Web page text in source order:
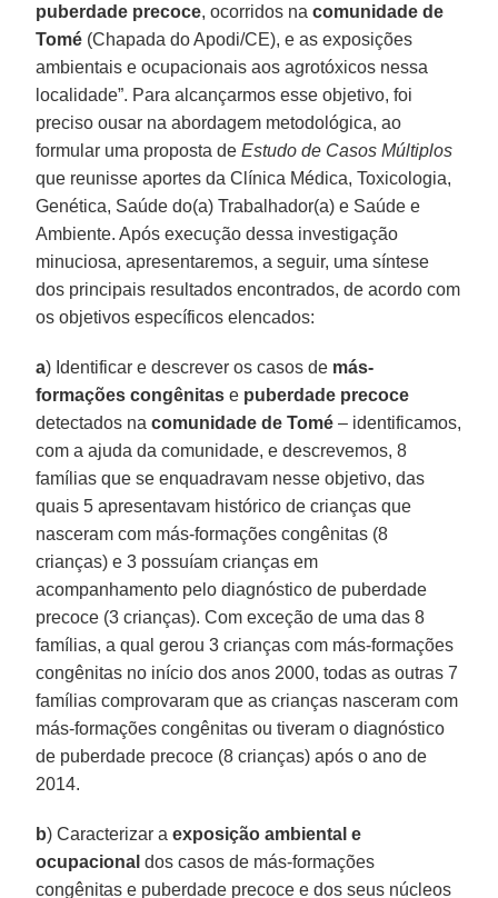
puberdade precoce, ocorridos nacomunidade de
Tomé (Chapada do Apodi/CE), e as exposições
ambientais e ocupacionais aos agrotóxicos nessa
localidade”. Para alcançarmos esse objetivo, foi
preciso ousar na abordagem metodológica, ao
formular uma proposta deEstudo de Casos Múltiplos
que reunisse aportes da Clínica Médica, Toxicologia,
Genética, Saúde do(a) Trabalhador(a) e Saúde e
Ambiente. Após execução dessa investigação
minuciosa, apresentaremos, a seguir, uma síntese
dos principais resultados encontrados, de acordo com
os objetivos específicos elencados:
a) Identificar e descrever os casos de más-
formações congênitas e puberdade precoce
detectados nacomunidade de Tomé – identificamos,
com a ajuda da comunidade, e descrevemos, 8
famílias que se enquadravam nesse objetivo, das
quais 5 apresentavam histórico de crianças que
nasceram com más-formações congênitas (8
crianças) e 3 possuíam crianças em
acompanhamento pelo diagnóstico de puberdade
precoce (3 crianças). Com exceção de uma das 8
famílias, a qual gerou 3 crianças com más-formações
congênitas no início dos anos 2000, todas as outras 7
famílias comprovaram que as crianças nasceram com
más-formações congênitas ou tiveram o diagnóstico
de puberdade precoce (8 crianças) após o ano de
2014.
b) Caracterizar aexposição ambiental e
ocupacional dos casos de más-formações
congênitas e puberdade precoce e dos seus núcleos